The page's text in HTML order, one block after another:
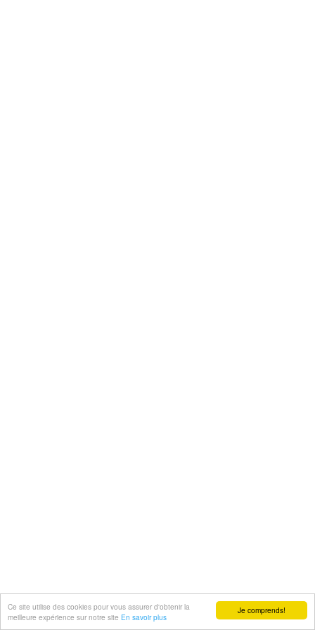
Je comprends!
Ce site utilise des cookies pour vous assurer d'obtenir la
meilleure expérience sur notre site En savoir plus